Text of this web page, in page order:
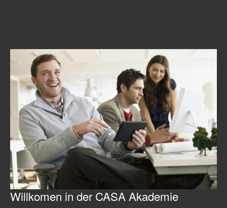
Willkomen in der CASA Akademie